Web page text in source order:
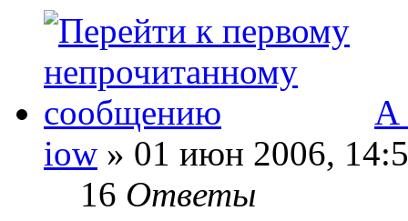
А
iow » 01 июн 2006,
16 Ответы